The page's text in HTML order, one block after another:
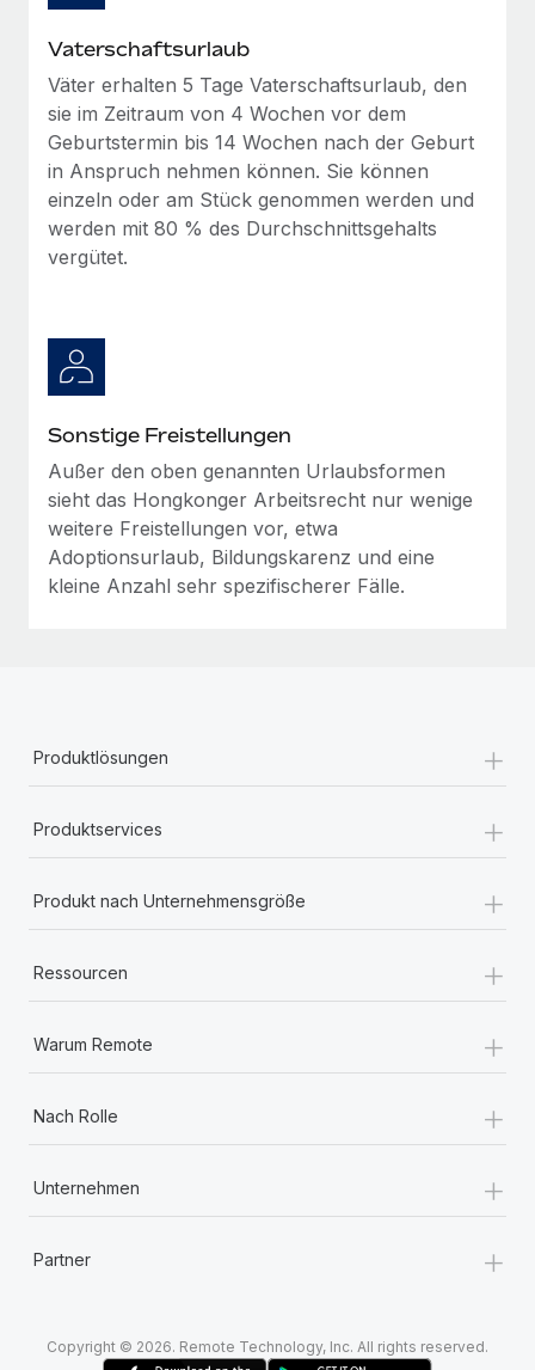
Vaterschaftsurlaub
Väter erhalten 5 Tage Vaterschaftsurlaub, den
sie im Zeitraum von 4 Wochen vor dem
Geburtstermin bis 14 Wochen nach der Geburt
in Anspruch nehmen können. Sie können
einzeln oder am Stück genommen werden und
werden mit 80 % des Durchschnittsgehalts
vergütet.
Sonstige Freistellungen
Außer den oben genannten Urlaubsformen
sieht das Hongkonger Arbeitsrecht nur wenige
weitere Freistellungen vor, etwa
Adoptionsurlaub, Bildungskarenz und eine
kleine Anzahl sehr spezifischerer Fälle.
Produktlösungen +
Produktservices +
Produkt nach Unternehmensgröße +
Ressourcen +
Warum Remote +
Nach Rolle +
Unternehmen +
Partner +
Copyright © 2026. Remote Technology, Inc. All rights reserved.